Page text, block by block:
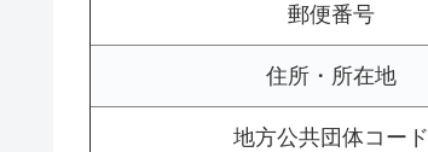
郵便番号
住所・所在地
地方公共団体コード